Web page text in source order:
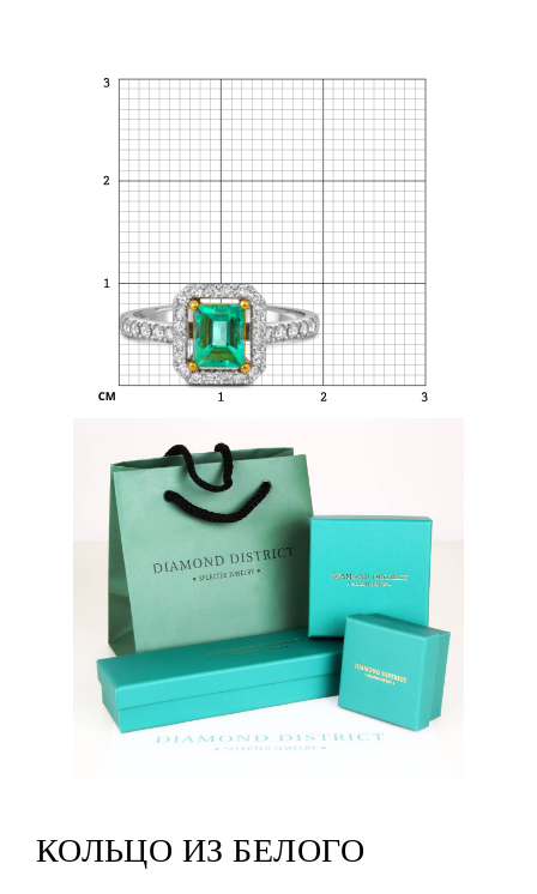
КОЛЬЦО ИЗ БЕЛОГО